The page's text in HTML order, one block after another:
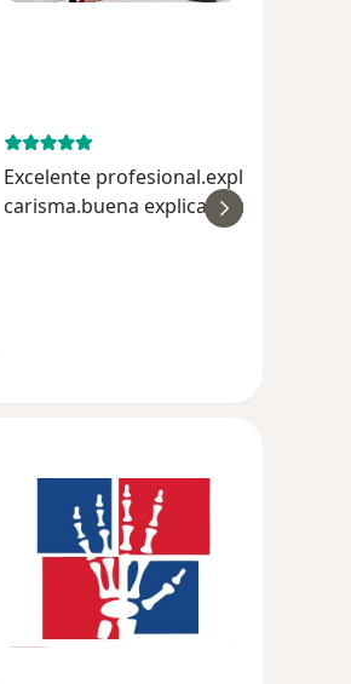
Excelente profesional.explica muy bien Tiene
carisma.buena explicación